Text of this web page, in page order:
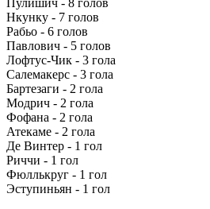
Нкунку - 7 голов
Рабьо - 6 голов
Павлович - 5 голов
Лофтус-Чик - 3 гола
Салемакерс - 3 гола
Бартезаги - 2 гола
Модрич - 2 гола
Фофана - 2 гола
Атекаме - 2 гола
Де Винтер - 1 гол
Риччи - 1 гол
Фюллькруг - 1 гол
Эступиньян - 1 гол